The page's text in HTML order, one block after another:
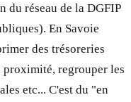
du réseau de la DGFIP
En Savoie
des trésoreries
proximité, regrouper les
etc... C'est du "en